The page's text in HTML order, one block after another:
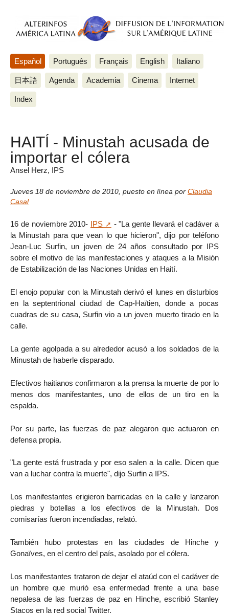
Español Português Français English Italiano
日本語 Agenda Academia Cinema Internet
Index
HAITÍ - Minustah acusada de
importar el cólera
Ansel Herz, IPS
Jueves 18 de noviembre de 2010 puesto en línea por Claudia
Casal
16 de noviembre 2010- IPS
- "La gente llevará el cadáver a
la Minustah para que vean lo que hicieron", dijo por teléfono
Jean-Luc Surfin, un joven de 24 años consultado por IPS
sobre el motivo de las manifestaciones y ataques a la Misión
de Estabilización de las Naciones Unidas en Haití.
El enojo popular con la Minustah derivó el lunes en disturbios
en la septentrional ciudad de Cap-Haïtien, donde a pocas
cuadras de su casa, Surfin vio a un joven muerto tirado en la
calle.
La gente agolpada a su alrededor acusó a los soldados de la
Minustah de haberle disparado.
Efectivos haitianos confirmaron a la prensa la muerte de por lo
menos dos manifestantes, uno de ellos de un tiro en la
espalda.
Por su parte, las fuerzas de paz alegaron que actuaron en
defensa propia.
"La gente está frustrada y por eso salen a la calle. Dicen que
van a luchar contra la muerte", dijo Surfin a IPS.
Los manifestantes erigieron barricadas en la calle y lanzaron
piedras y botellas a los efectivos de la Minustah. Dos
comisarías fueron incendiadas, relató.
También hubo protestas en las ciudades de Hinche y
Gonaïves, en el centro del país, asolado por el cólera.
Los manifestantes trataron de dejar el ataúd con el cadáver de
un hombre que murió esa enfermedad frente a una base
nepalesa de las fuerzas de paz en Hinche, escribió Stanley
Stacos en la red social Twitter.